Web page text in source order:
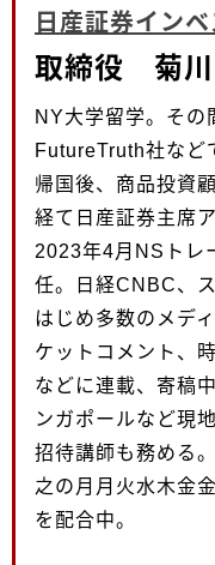
日産証券イン
取締役 菊川
NY大学留学。その
FutureTruth社など
帰国後、商品投資
経て日産証券主席
2023年4月NSトレ
任。日経CNBC、
はじめ多数のメデ
ケットコメント、
などに連載、寄稿
ンガポールなど現
招待講師も務める
之の月月火水木金
を配合中。